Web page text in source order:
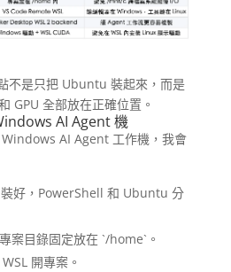
不是只把 Ubuntu 裝起來，而是
GPU 全部放在正確位置。
AI Agent 機
AI Agent 工作機，我會
好，PowerShell 和 Ubuntu 分
案目錄固定放在 `/home`。
開專案。